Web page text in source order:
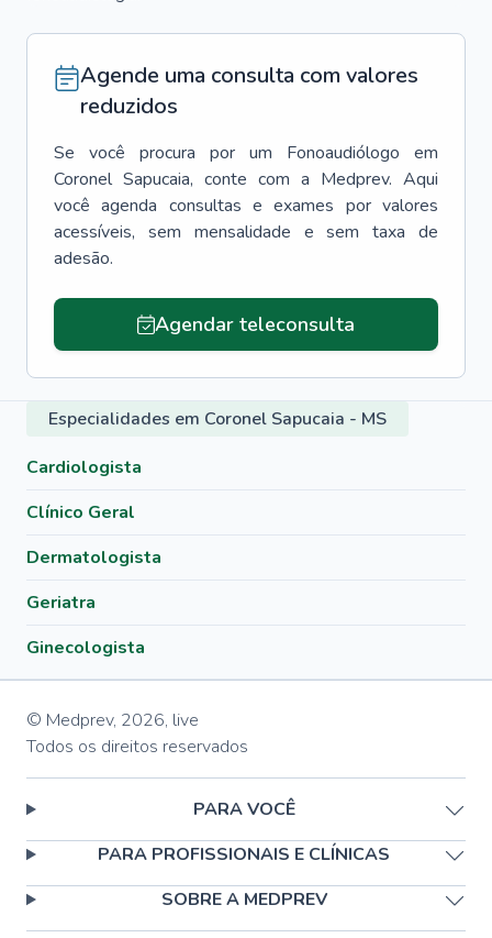
Agende uma consulta com valores
reduzidos
Se você procura por um Fonoaudiólogo
em
Coronel Sapucaia, conte com a Medprev. Aqui
você agenda consultas e exames por valores
acessíveis, sem mensalidade e sem taxa de
adesão.
Agendar teleconsulta
Especialidades em Coronel Sapucaia - MS
Cardiologista
Clínico Geral
Dermatologista
Geriatra
Ginecologista
© Medprev, 2026, live
Todos os direitos reservados
PARA VOCÊ
PARA PROFISSIONAIS E CLÍNICAS
SOBRE A MEDPREV